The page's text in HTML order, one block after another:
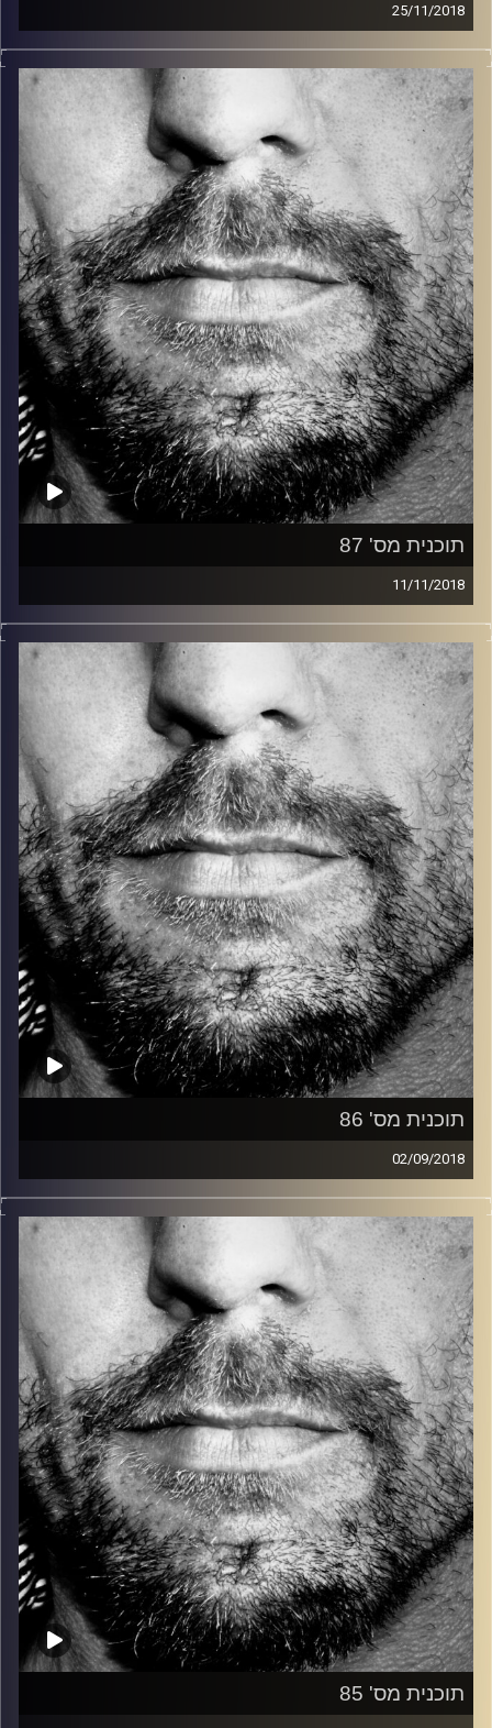
25/11/2018
זיפים, מוזיקה מחוספסת של הופעות חיות. הרבה ג'אם, רוק,
בלוז, bluegrass, ג'אז, Fאנק, פרוגרסיב ואפילו אלקטרוניקה.
כל מה שחי, אמיתי ונושם.
עם שמוליק רגב.
קרדיט תמונות: David Goehring
תוכנית מס' 87
11/11/2018
זיפים, מוזיקה מחוספסת של הופעות חיות. הרבה ג'אם, רוק,
בלוז, bluegrass, ג'אז, Fאנק, פרוגרסיב ואפילו אלקטרוניקה.
כל מה שחי, אמיתי ונושם.
עם שמוליק רגב.
קרדיט תמונות: David Goehring
תוכנית מס' 86
02/09/2018
זיפים, מוזיקה מחוספסת של הופעות חיות. הרבה ג'אם, רוק,
בלוז, bluegrass, ג'אז, Fאנק, פרוגרסיב ואפילו אלקטרוניקה.
כל מה שחי, אמיתי ונושם.
עם שמוליק רגב.
קרדיט תמונות: David Goehring
תוכנית מס' 85